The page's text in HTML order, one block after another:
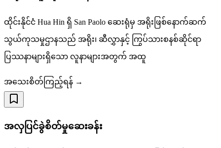
ထိုင်းနိုင်ငံ Hua Hin ရှိ San Paolo ဆေးရုံမှ အရိုးဖြစ်နောက်ဆက်
သွယ်ကုသမှုဌာနသည် အရိုး၊ ဆီလွှာနှင့် ကြွပ်သားစနစ်ဆိုင်ရာ
ပြဿနာများရှိသော လူနာများအတွက် အထူ
အသေးစိတ်ကြည့်ရန် →
အလှပြင်ခွဲစိတ်မှုဆေးခန်း